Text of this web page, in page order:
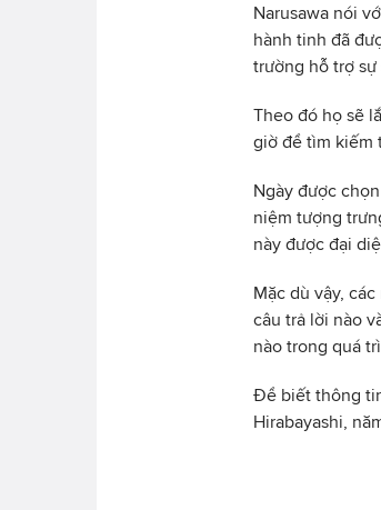
Narusawa nói
hành tinh đã
trường hỗ trợ sự
Theo đó họ sẽ
giờ để tìm kiếm
Ngày được
niệm tượng
này được đại
Mặc dù vậy,
câu trả lời nào
nào trong quá
Để biết thông
Hirabayashi,